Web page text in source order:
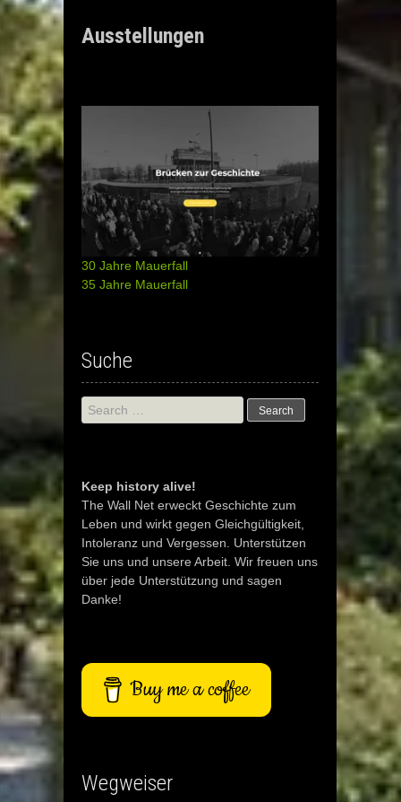
Ausstellungen
30 Jahre Mauerfall
35 Jahre Mauerfall
Suche
Search
for:
Keep history alive!
The Wall Net erweckt Geschichte zum
Leben und wirkt gegen Gleichgültigkeit,
Intoleranz und Vergessen. Unterstützen
Sie uns und unsere Arbeit. Wir freuen uns
über jede Unterstützung und sagen
Danke!
Buy me a coffee
Wegweiser